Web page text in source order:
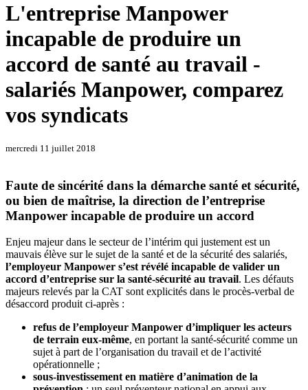
L'entreprise Manpower
incapable de produire un
accord de santé au travail -
salariés Manpower, comparez
vos syndicats
mercredi 11 juillet 2018
Faute de sincérité dans la démarche santé et sécurité,
ou bien de maîtrise, la direction de l’entreprise
Manpower incapable de produire un accord
Enjeu majeur dans le secteur de l’intérim qui justement est un
mauvais élève sur le sujet de la santé et de la sécurité des salariés,
l’employeur Manpower s’est révélé incapable de valider un
accord d’entreprise sur la santé-sécurité au travail. Les défauts
majeurs relevés par la CAT sont explicités dans le procès-verbal de
désaccord produit ci-après :
refus de l’employeur Manpower d’impliquer les acteurs
de terrain eux-même, en portant la santé-sécurité comme un
sujet à part de l’organisation du travail et de l’activité
opérationnelle ;
sous-investissement en matière d’animation de la